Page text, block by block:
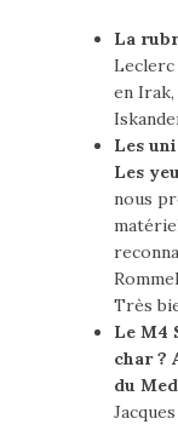
La
Leclerc
en Irak,
Les
Les
nous
Très
Le M4
char ?
du